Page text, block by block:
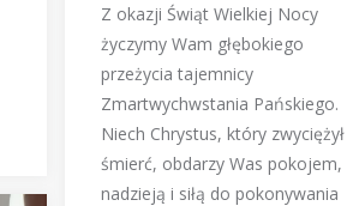
Z okazji Świąt Wielkiej Nocy
życzymy Wam głębokiego
przeżycia tajemnicy
Zmartwychwstania Pańskiego.
Niech Chrystus, który zwyciężył
śmierć, obdarzy Was pokojem,
nadzieją i siłą do pokonywania